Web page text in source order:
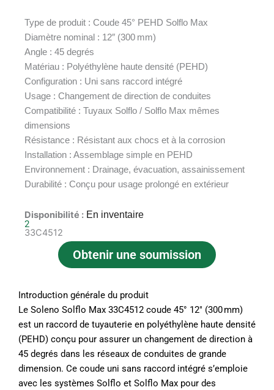
Type de produit : Coude 45° PEHD Solflo Max
Diamètre nominal : 12″ (300 mm)
Angle : 45 degrés
Matériau : Polyéthylène haute densité (PEHD)
Configuration : Uni sans raccord intégré
Usage : Changement de direction de conduites
Compatibilité : Tuyaux Solflo / Solflo Max mêmes
dimensions
Résistance : Résistant aux chocs et à la corrosion
Installation : Assemblage simple en PEHD
Environnement : Drainage, évacuation, assainissement
Durabilité : Conçu pour usage prolongé en extérieur
Disponibilité : En inventaire
2
33C4512
Obtenir une soumission
Introduction générale du produit
Le Soleno Solflo Max 33C4512 coude 45° 12″ (300 mm)
est un raccord de tuyauterie en polyéthylène haute densité
(PEHD) conçu pour assurer un changement de direction à
45 degrés dans les réseaux de conduites de grande
dimension. Ce coude uni sans raccord intégré s’emploie
avec les systèmes Solflo et Solflo Max pour des